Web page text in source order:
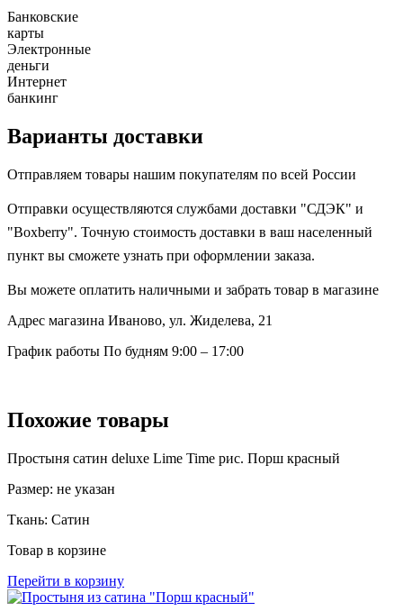
Банковские
карты
Электронные
деньги
Интернет
банкинг
Варианты доставки
Отправляем товары нашим покупателям по всей России
Отправки осуществляются службами доставки "СДЭК" и
"Boxberry". Точную стоимость доставки в ваш населенный
пункт вы сможете узнать при оформлении заказа.
Вы можете оплатить наличными и забрать товар в магазине
Адрес магазина Иваново, ул. Жиделева, 21
График работы По будням 9:00 – 17:00
Похожие товары
Простыня сатин deluxe Lime Time рис. Порш красный
Размер: не указан
Ткань: Сатин
Товар в корзине
Перейти в корзину